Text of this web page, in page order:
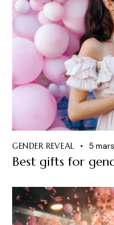
GENDER REVEAL 5
Best gifts for